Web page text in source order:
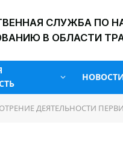
СЛУЖБА ПО
В ОБЛАСТИ
ДЕЯТЕЛЬНОСТИ